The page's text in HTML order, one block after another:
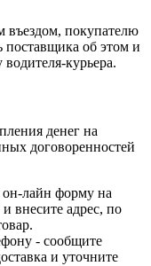
въездом, покупателю
поставщика об этом и
курьера.
денег на
договоренностей
он-лайн форму на
внесите адрес, по
- сообщите
и уточните